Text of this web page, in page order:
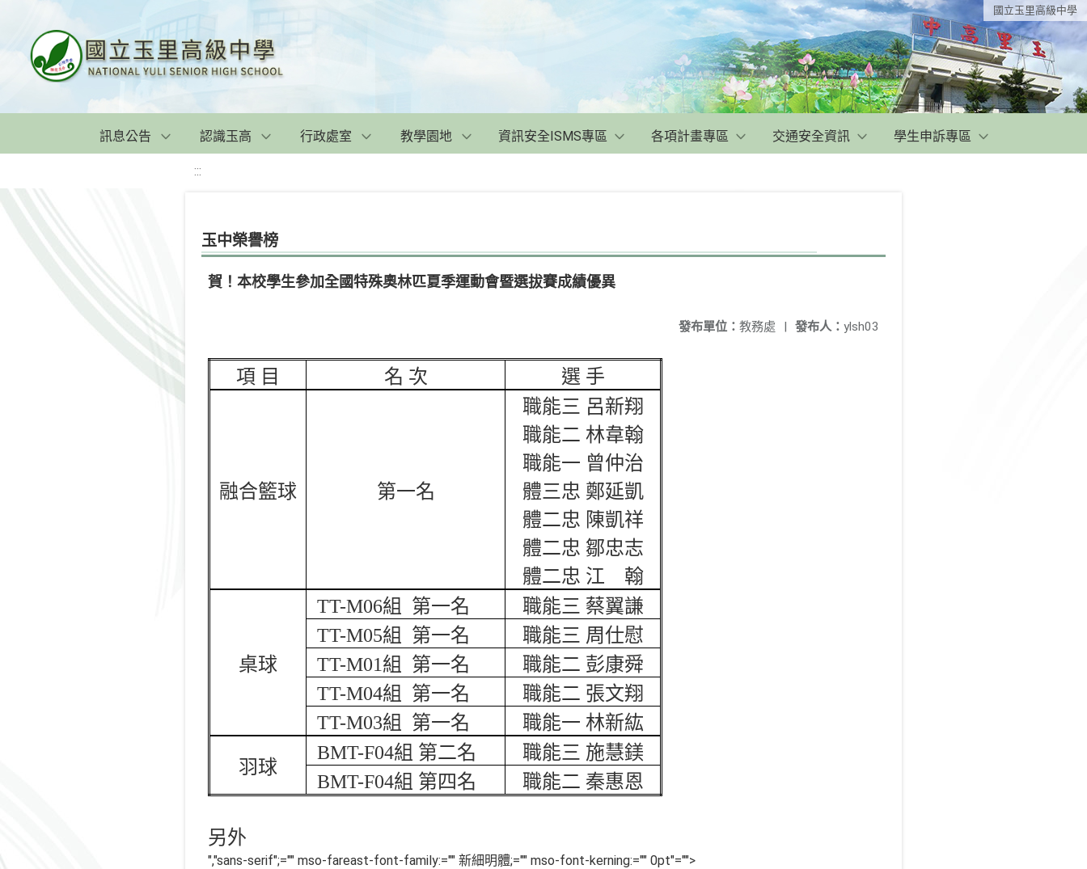
國立玉里高級中學
訊息公告 認識玉高 行政處室 教學園地 資訊安全ISMS專區 各項計畫專區 交通安全資訊 學生申訴專區
:::
玉中榮譽榜
賀！本校學生參加全國特殊奧林匹夏季運動會暨選拔賽成績優異
發布人： ylsh03
發布單位： 教務處 |
項 目 名 次 選 手
融合籃球 第一名
職能三 呂新翔
職能二 林韋翰
職能一 曾仲治
體三忠 鄭延凱
體二忠 陳凱祥
體二忠 鄒忠志
體二忠 江 翰
桌球
TT-M06組 第一名
職能三 蔡翼謙
TT-M05組 第一名
職能三 周仕慰
TT-M01組 第一名
職能二 彭康舜
TT-M04組 第一名
職能二 張文翔
TT-M03組 第一名 職能一 林新紘
羽球
BMT-F04組 第二名
職能三 施慧鎂
BMT-F04組 第四名 職能二 秦惠恩
另外
","sans-serif";="" mso-fareast-font-family:="" 新細明體;="" mso-font-kerning:="" 0pt"="">